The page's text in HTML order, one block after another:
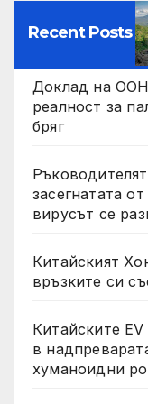
Recent Posts
Доклад на ООН
реалност за
бряг
засегнатата
вирусът се
Китайският
връзките си
Китайските
в
хуманоидни